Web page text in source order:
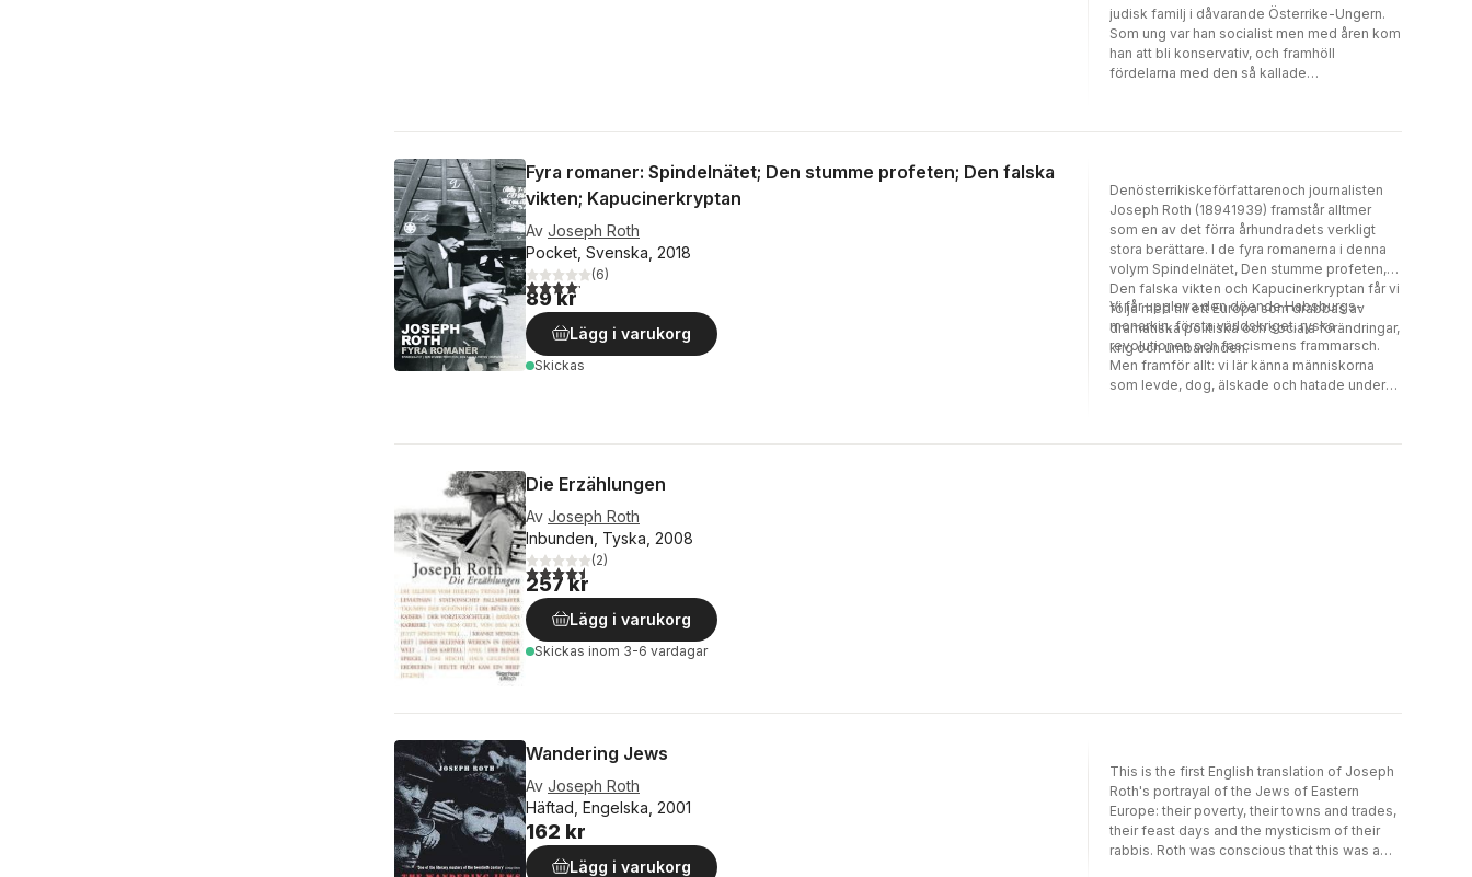
judisk familj i dåvarande Österrike-Ungern.
Som ung var han socialist men med åren kom
han att bli konservativ, och framhöll
fördelarna med den så kallade
multietniska grund stod som garant för
många exemplar av hans verk och Roth avled
som politisk flykting i Paris.
Fyra romaner: Spindelnätet; Den stumme profeten; Den falska
vikten; Kapucinerkryptan
Av Joseph Roth
Pocket, Svenska, 2018
4,2utav 5 stjärnor. Totalt antal röster:
(6)
89 kr
Lägg i varukorg
Skickas
Denösterrikiskeförfattarenoch journalisten
Joseph Roth (18941939) framstår alltmer
som en av det förra århundradets verkligt
stora berättare. I de fyra romanerna i denna
volym Spindelnätet, Den stumme profeten,
Den falska vikten och Kapucinerkryptan får vi
följa med till ett Europa som drabbas av
dramatiska politiska och sociala förändringar,
krig och umbäranden.
Vi får uppleva den döende Habsburgs­
monarkin, första världs­kriget, ryska
revolutionen och fascismens frammarsch.
Men framför allt: vi lär känna människorna
som levde, dog, älskade och hatade under
närvarande.
Die Erzählungen
Av Joseph Roth
Inbunden, Tyska, 2008
4,5utav 5 stjärnor. Totalt antal röster:
(2)
257 kr
Lägg i varukorg
Skickas inom 3-6 vardagar
Wandering Jews
Av Joseph Roth
Häftad, Engelska, 2001
162 kr
Lägg i varukorg
This is the first English translation of Joseph
Roth's portrayal of the Jews of Eastern
Europe: their poverty, their towns and trades,
their feast days and the mysticism of their
rabbis. Roth was conscious that this was a